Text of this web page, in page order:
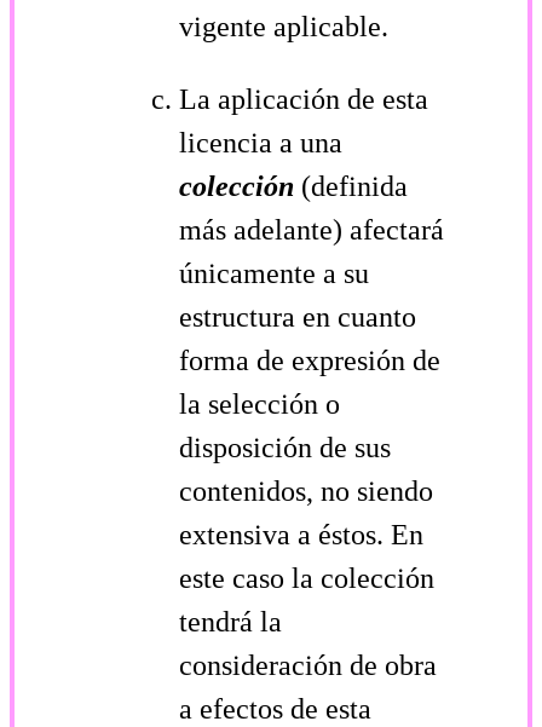
vigente aplicable.
La aplicación de esta
licencia a una
colección (definida
más adelante) afectará
únicamente a su
estructura en cuanto
forma de expresión de
la selección o
disposición de sus
contenidos, no siendo
extensiva a éstos. En
este caso la colección
tendrá la
consideración de obra
a efectos de esta